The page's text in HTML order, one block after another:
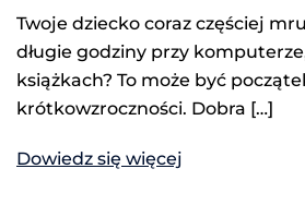
Twoje dziecko coraz częściej
długie godziny przy
książkach? To może być
krótkowzroczności. Dobra […]
Dowiedz się więcej